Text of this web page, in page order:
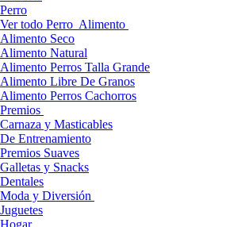
Perro
Ver todo Perro Alimento
Alimento Seco
Alimento Natural
Alimento Perros Talla Grande
Alimento Libre De Granos
Alimento Perros Cachorros
Premios
Carnaza y Masticables
De Entrenamiento
Premios Suaves
Galletas y Snacks
Dentales
Moda y Diversión
Juguetes
Hogar